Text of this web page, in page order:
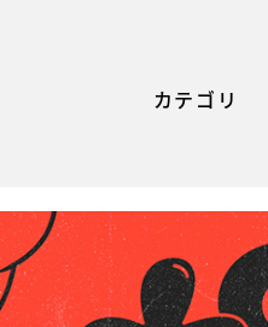
カテゴリ